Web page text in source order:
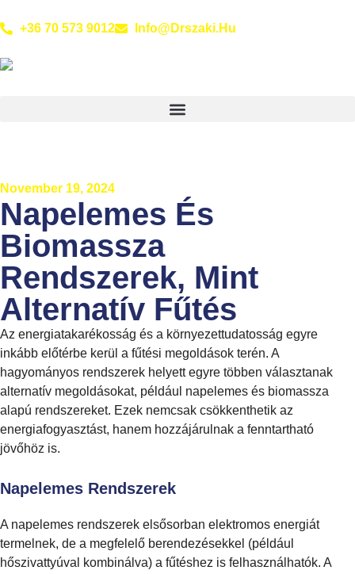
+36 70 573 9012 Info@drszaki.hu
November 19, 2024
Napelemes És
Biomassza
Rendszerek, Mint
Alternatív Fűtés
Az energiatakarékosság és a környezettudatosság egyre
inkább előtérbe kerül a fűtési megoldások terén. A
hagyományos rendszerek helyett egyre többen választanak
alternatív megoldásokat, például napelemes és biomassza
alapú rendszereket. Ezek nemcsak csökkenthetik az
energiafogyasztást, hanem hozzájárulnak a fenntartható
jövőhöz is.
Napelemes Rendszerek
A napelemes rendszerek elsősorban elektromos energiát
termelnek, de a megfelelő berendezésekkel (például
hőszivattyúval kombinálva) a fűtéshez is felhasználhatók. A